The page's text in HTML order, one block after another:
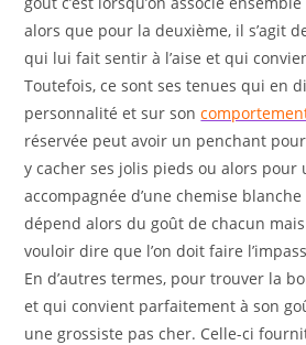
alors que pour la deuxième, il s’agit
qui lui fait sentir à l’aise et qui
Toutefois, ce sont ses tenues qui en
personnalité et sur son
réservée peut avoir un penchant
y cacher ses jolis pieds ou alors
accompagnée d’une chemise
dépend alors du goût de chacun
vouloir dire que l’on doit faire
En d’autres termes, pour trouver la
et qui convient parfaitement à son
une grossiste pas cher. Celle-ci